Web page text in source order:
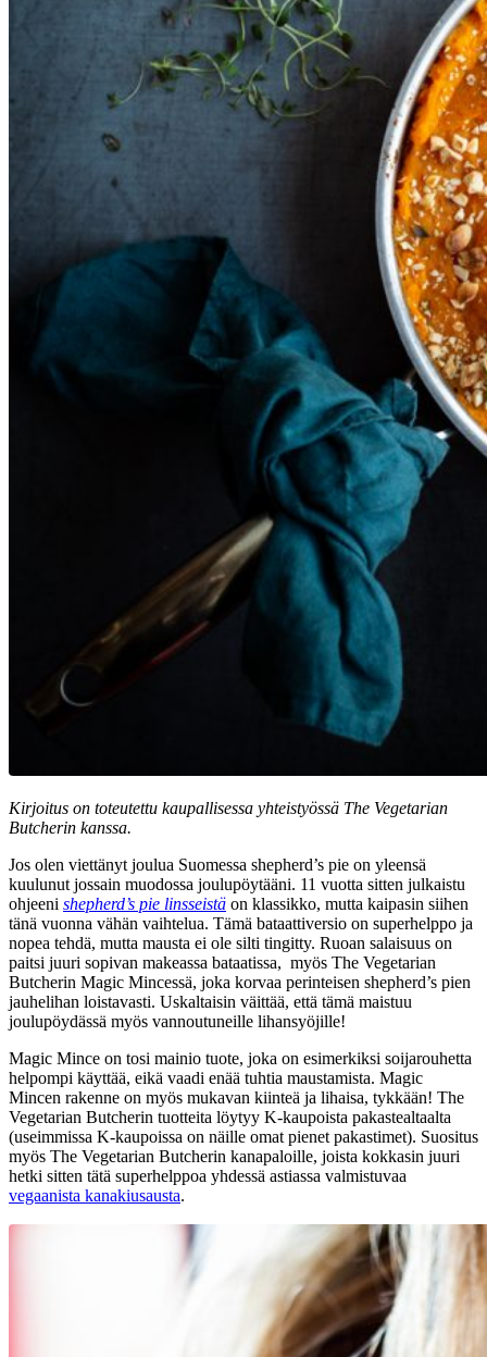
Kirjoitus on toteutettu kaupallisessa yhteistyössä The Vegetarian
Butcherin kanssa.
Jos olen viettänyt joulua Suomessa shepherd’s pie on yleensä
kuulunut jossain muodossa joulupöytääni. 11 vuotta sitten julkaistu
ohjeeni shepherd’s pie linsseistä on klassikko, mutta kaipasin siihen
tänä vuonna vähän vaihtelua. Tämä bataattiversio on superhelppo ja
nopea tehdä, mutta mausta ei ole silti tingitty. Ruoan salaisuus on
paitsi juuri sopivan makeassa bataatissa, myös The Vegetarian
Butcherin Magic Mincessä, joka korvaa perinteisen shepherd’s pien
jauhelihan loistavasti. Uskaltaisin väittää, että tämä maistuu
joulupöydässä myös vannoutuneille lihansyöjille!
Magic Mince on tosi mainio tuote, joka on esimerkiksi soijarouhetta
helpompi käyttää, eikä vaadi enää tuhtia maustamista. Magic
Mincen rakenne on myös mukavan kiinteä ja lihaisa, tykkään! The
Vegetarian Butcherin tuotteita löytyy K-kaupoista pakastealtaalta
(useimmissa K-kaupoissa on näille omat pienet pakastimet). Suositus
myös The Vegetarian Butcherin kanapaloille, joista kokkasin juuri
hetki sitten tätä superhelppoa yhdessä astiassa valmistuvaa
vegaanista kanakiusausta.